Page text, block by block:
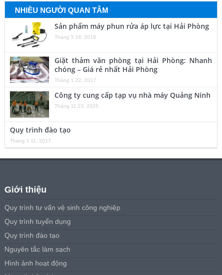
NHIỀU NGƯỜI QUAN TÂM
Sản phẩm máy phun rửa áp lực tại Hải Phòng
Tháng 5 16, 2018
Giặt thảm văn phòng tại Hải Phòng: Nhanh
chóng – Giá rẻ nhất Hải Phòng
Tháng 1 22, 2017
Công ty cung cấp tạp vụ nhà máy Quảng Ninh
Tháng 11 23, 2025
Quy trình đào tạo
Tháng 1 11, 2017
Giới thiệu
Quy trình tư vấn vệ sinh công nghiệp
Quy trình tuyển dụng
Quy trình đào tạo
Nguyên tắc làm sạch
Hình ảnh hoạt động